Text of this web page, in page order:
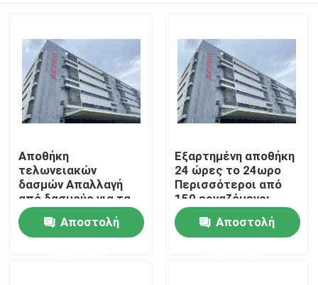
Σπίτι
Προϊόντα
Αποθήκη
τελωνειακών
δασμών Απαλλαγή
από δασμούς για τα
επαναεξαγόμενα
εμπορεύματα με
υψηλά μέτρα
Αποστολή
Εξαρτημένη αποθήκη
24 ώρες το 24ωρο
Περισσότεροι από
150 εργαζόμενοι
Υψηλή αξιοπιστία
Αποστολή